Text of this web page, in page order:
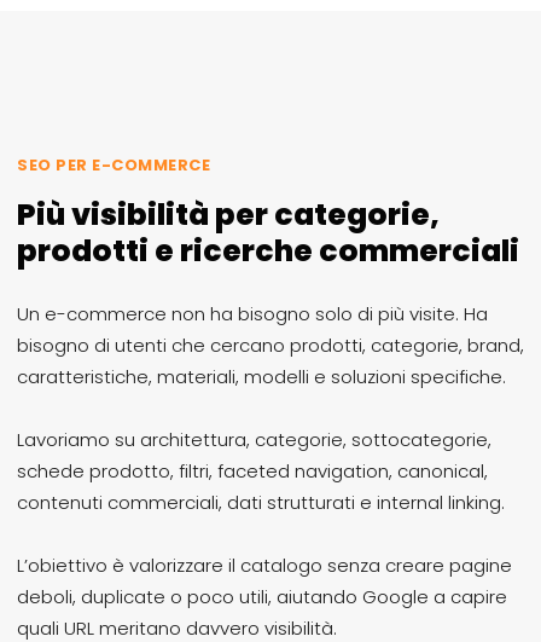
SEO PER E-COMMERCE
Più visibilità per categorie,
prodotti e ricerche commerciali
Un e-commerce non ha bisogno solo di più visite. Ha
bisogno di utenti che cercano prodotti, categorie, brand,
caratteristiche, materiali, modelli e soluzioni specifiche.
Lavoriamo su architettura, categorie, sottocategorie,
schede prodotto, filtri, faceted navigation, canonical,
contenuti commerciali, dati strutturati e internal linking.
L’obiettivo è valorizzare il catalogo senza creare pagine
deboli, duplicate o poco utili, aiutando Google a capire
quali URL meritano davvero visibilità.